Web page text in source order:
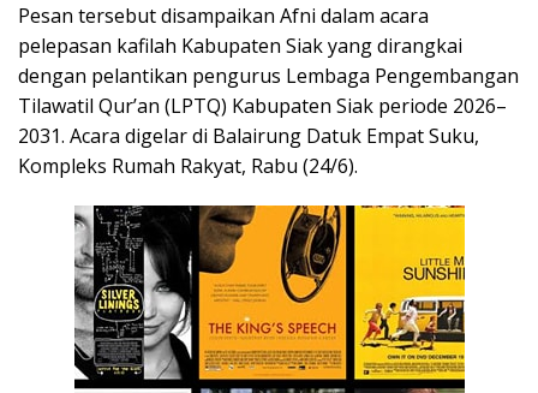
Pesan tersebut disampaikan Afni dalam acara
pelepasan kafilah Kabupaten Siak yang dirangkai
dengan pelantikan pengurus Lembaga Pengembangan
Tilawatil Qur’an (LPTQ) Kabupaten Siak periode 2026–
2031. Acara digelar di Balairung Datuk Empat Suku,
Kompleks Rumah Rakyat, Rabu (24/6).